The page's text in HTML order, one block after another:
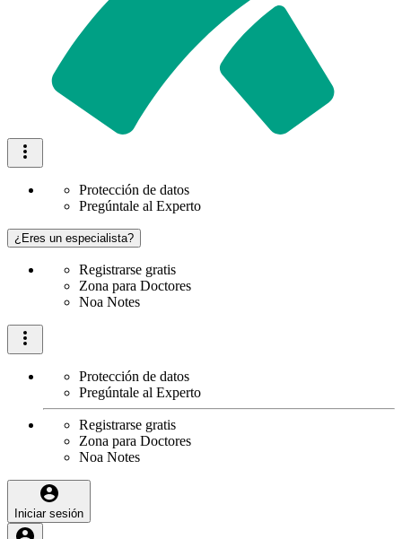
Protección de datos
Pregúntale al Experto
¿Eres un especialista?
Registrarse gratis
Zona para Doctores
Noa Notes
Protección de datos
Pregúntale al Experto
Registrarse gratis
Zona para Doctores
Noa Notes
Iniciar sesión